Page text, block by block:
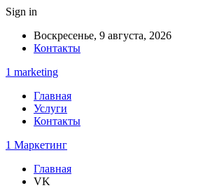
Sign in
Воскресенье, 9 августа, 2026
Контакты
1 marketing
Главная
Услуги
Контакты
1 Маркетинг
Главная
VK